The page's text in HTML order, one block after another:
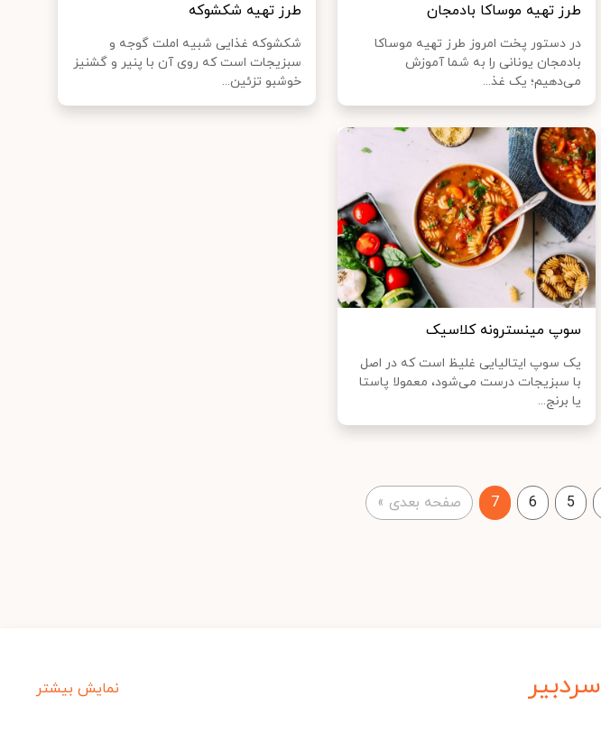
طرز تهیه موساکا بادمجان
در دستور پخت امروز طرز تهیه موساکا
بادمجان یونانی را به شما آموزش
می‌دهیم؛ یک غذ...
طرز تهیه شکشوکه
شکشوکه غذایی شبیه املت گوجه و
سبزیجات است که روی آن با پنیر و گشنیز
خوشبو تزئین...
سوپ مینسترونه کلاسیک
یک سوپ ایتالیایی غلیظ است که در اصل
با سبزیجات درست می‌شود، معمولا پاستا
یا برنج...
5
6
7 صفحه بعدی »
سردبیر نمایش بیشتر